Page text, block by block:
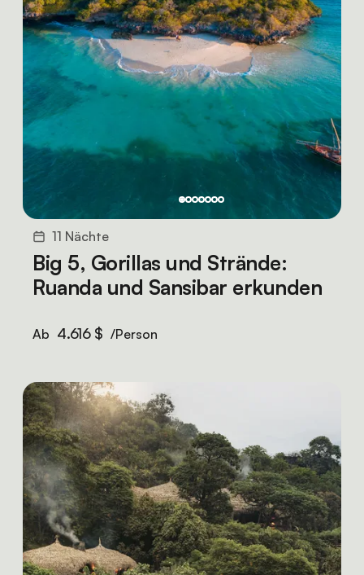
11 Nächte
Big 5, Gorillas und Strände:
Ruanda und Sansibar erkunden
Ab 4.616 $ /Person